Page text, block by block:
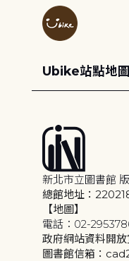
Ubike站點地圖
新北市立圖書館
總館地址：
【地圖】
電話：02-
政府網站資料開放
圖書館信箱：